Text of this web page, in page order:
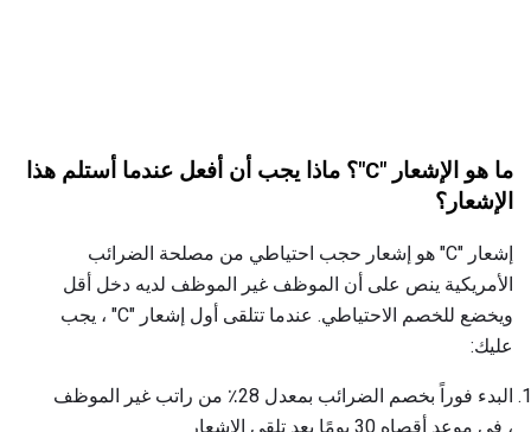
ما هو الإشعار "C"؟
ماذا يجب أن أفعل عندما أستلم هذا
الإشعار؟
إشعار "C" هو إشعار حجب احتياطي من مصلحة الضرائب
الأمريكية ينص على أن الموظف غير الموظف لديه دخل أقل
ويخضع للخصم الاحتياطي. عندما تتلقى أول إشعار "C" ، يجب
عليك:
البدء فوراً بخصم الضرائب بمعدل 28٪ من راتب غير الموظف
، في موعد أقصاه 30 يومًا بعد تلقي الإشعار